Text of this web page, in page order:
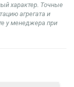
характер. Точные
агрегата и
у менеджера при